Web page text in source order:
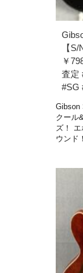
【
￥
査定
#SG
Gibson
クール
ズ！
ウンド